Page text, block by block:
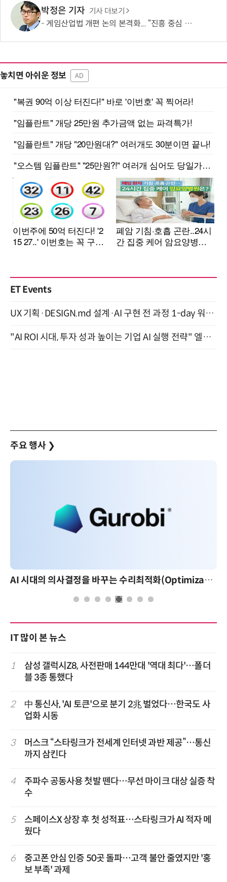
박정은 기자 기사 더보기
게임산업법 개편 논의 본격화... “진흥 중심 전환 속 세부 보완 필요”
놓치면 아쉬운 정보 AD
ET Events
UX 기획·DESIGN.md 설계·AI 구현 전 과정 1-day 워크숍 with Claude Code·Codex 9월 15일 개최
"AI ROI 시대, 투자 성과 높이는 기업 AI 실행 전략" 엘타워 6층 (9월 18일)
주요 행사 ❯
AI 시대의 의사결정을 바꾸는 수리최적화(Optimization): 실제 산업 적용 사례와 활용 전략
IT 많이 본 뉴스
1
삼성 갤럭시Z8, 사전판매 144만대 '역대 최다'…폴더
블 3종 통했다
2
中 통신사, 'AI 토큰'으로 분기 2兆 벌었다…한국도 사
업화 시동
3
머스크 “스타링크가 전세계 인터넷 과반 제공”…통신
까지 삼킨다
4
주파수 공동사용 첫발 뗀다…무선 마이크 대상 실증 착
수
5
스페이스X 상장 후 첫 성적표…스타링크가 AI 적자 메
웠다
6
중고폰 안심 인증 50곳 돌파…고객 불안 줄였지만 '홍
보 부족' 과제